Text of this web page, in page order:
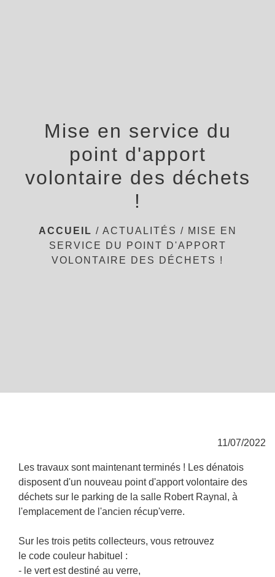
Mise en service du
point d'apport
volontaire des déchets
!
ACCUEIL / ACTUALITÉS / MISE EN
SERVICE DU POINT D'APPORT
VOLONTAIRE DES DÉCHETS !
11/07/2022
Les travaux sont maintenant terminés ! Les dénatois
disposent d'un nouveau point d'apport volontaire des
déchets sur le parking de la salle Robert Raynal, à
l'emplacement de l'ancien récup'verre.
Sur les trois petits collecteurs, vous retrouvez
le code couleur habituel :
- le vert est destiné au verre,